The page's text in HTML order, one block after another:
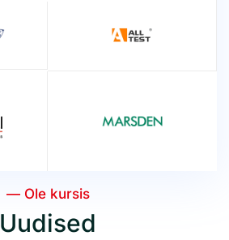
— Ole kursis
Uudised